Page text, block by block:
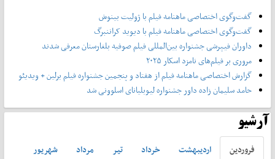
گفت‌وگوی اختصاصی ماهنامه فیلم با ژولیت بینوش
گفت‌وگوی اختصاصی ماهنامه فیلم با دیوید کراننبرگ
داوران فیپرشی جشنواره بین‌المللی فیلم صوفیه بلغارستان معرفی شدند
مروری بر فیلم‌های نامزد اسکار ۲۰۲۵
گزارش اختصاصی ماهنامه فیلم از هفتاد و پنجمین جشنواره فیلم برلین + ویدیئو
حامد سلیمان زاده داور جشنواره لیوبلیانای اسلوونی شد
آرشیو
فروردين ارديبهشت خرداد تير مرداد
شهريور